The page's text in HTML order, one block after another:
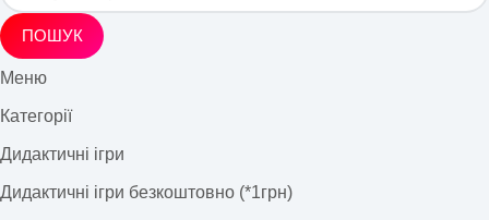
ПОШУК
Меню
Категорії
Дидактичні ігри
Дидактичні ігри безкоштовно (*1грн)